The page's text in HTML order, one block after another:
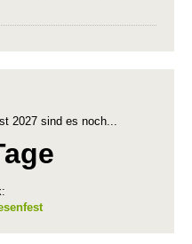
2027 sind es noch...